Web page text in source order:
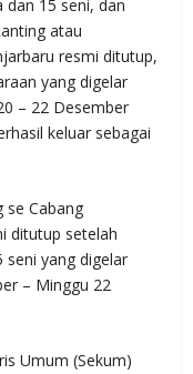
dan 15 seni, dan
atau
resmi ditutup,
yang digelar
– 22 Desember
keluar sebagai
se Cabang
ditutup setelah
seni yang digelar
– Minggu 22
Umum (Sekum)